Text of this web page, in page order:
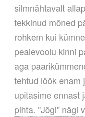
silmnähtavalt
tekkinud mõned
rohkem kui
pealevoolu kinni
aga
tehtud löök enam
upitasime ennast
pihta. "Jõgi" nägi